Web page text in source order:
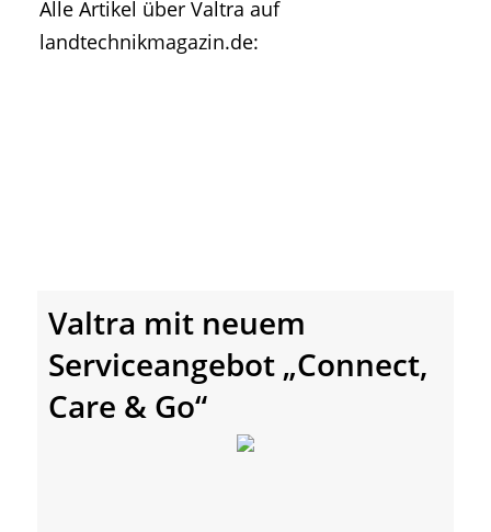
• Geschichte und Geschichten
• Messen und Veranstaltungen
Alle Artikel über Valtra auf
landtechnikmagazin.de:
Valtra mit neuem
Serviceangebot „Connect,
Care & Go“